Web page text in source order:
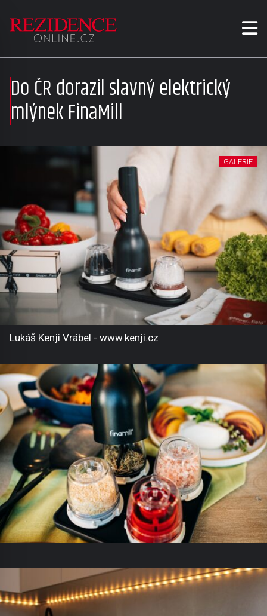
Do ČR dorazil slavný elektrický
mlýnek FinaMill
GALERIE
Lukáš Kenji Vrábel - www.kenji.cz